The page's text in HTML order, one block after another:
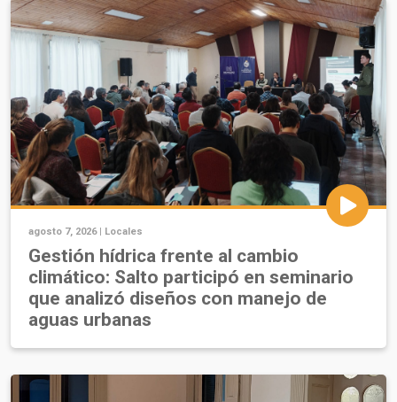
agosto 7, 2026 | Locales
Gestión hídrica frente al cambio
climático: Salto participó en seminario
que analizó diseños con manejo de
aguas urbanas